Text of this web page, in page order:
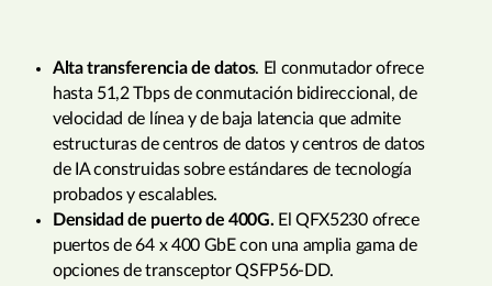
Alta transferencia de datos. El conmutador ofrece
hasta 51,2 Tbps de conmutación bidireccional, de
velocidad de línea y de baja latencia que admite
estructuras de centros de datos y centros de datos
de IA construidas sobre estándares de tecnología
probados y escalables.
Densidad de puerto de 400G. El QFX5230 ofrece
puertos de 64 x 400 GbE con una amplia gama de
opciones de transceptor QSFP56-DD.